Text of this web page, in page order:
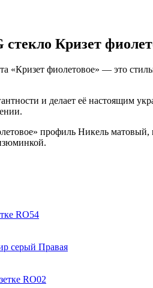
Кризет
«Кризет фиолетовое» — это
и делает её настоящим
профиль Никель